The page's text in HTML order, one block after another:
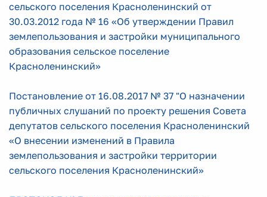
сельского поселения Красноленинский от
30.03.2012 года № 16 «Об утверждении Правил
землепользования и застройки муниципального
образования сельское поселение
Красноленинский»
Постановление от 16.08.2017 № 37 "О назначении
публичных слушаний по проекту решения Совета
депутатов сельского поселения Красноленинский
«О внесении изменений в Правила
землепользования и застройки территории
сельского поселения Красноленинский»